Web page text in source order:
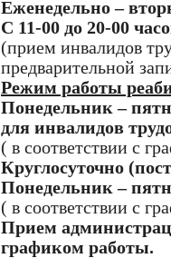
Еженедельно –
С 11-00 до 20-00
(прием инвалидов
предварительной
Режим работы
Понедельник –
для инвалидов
( в соответствии с
Круглосуточно
Понедельник –
( в соответствии с
Прием
графиком работы.